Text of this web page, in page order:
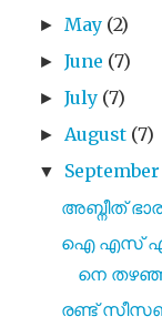
► May (2)
►June (7)
►July (7)
► August (7)
▼ September
അബ്നീത്‌
ഐ എസ് എൽ
നെ
രണ്ട്